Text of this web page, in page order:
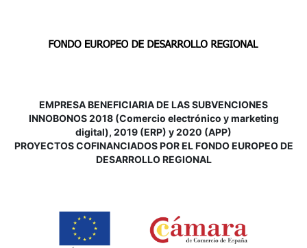
EMPRESA BENEFICIARIA DE LAS SUBVENCIONES
INNOBONOS 2018 (Comercio electrónico y marketing
digital), 2019 (ERP) y 2020 (APP)
PROYECTOS COFINANCIADOS POR EL FONDO EUROPEO DE
DESARROLLO REGIONAL